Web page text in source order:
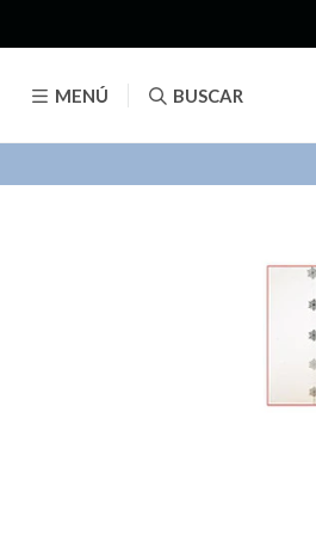
MENÚ BUSCAR